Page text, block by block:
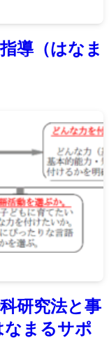
導（はなま
研究法と事
なまるサポ